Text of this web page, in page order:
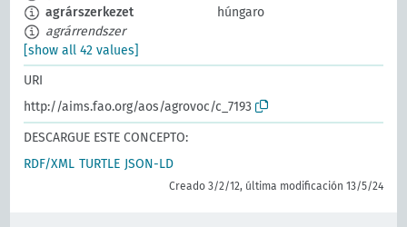
agrárszerkezet
húngaro
agrárrendszer
[show all 42 values]
URI
http://aims.fao.org/aos/agrovoc/c_7193
DESCARGUE ESTE CONCEPTO:
RDF/XML TURTLE JSON-LD
Creado 3/2/12, última modificación 13/5/24